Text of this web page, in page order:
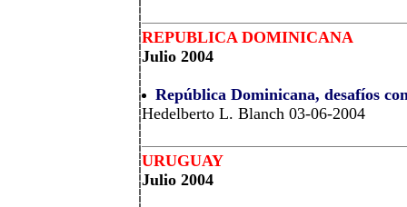
REPUBLICA DOMINICANA
Julio 2004
República Dominicana, desafíos
Hedelberto L. Blanch 03-06-2004
URUGUAY
Julio 2004